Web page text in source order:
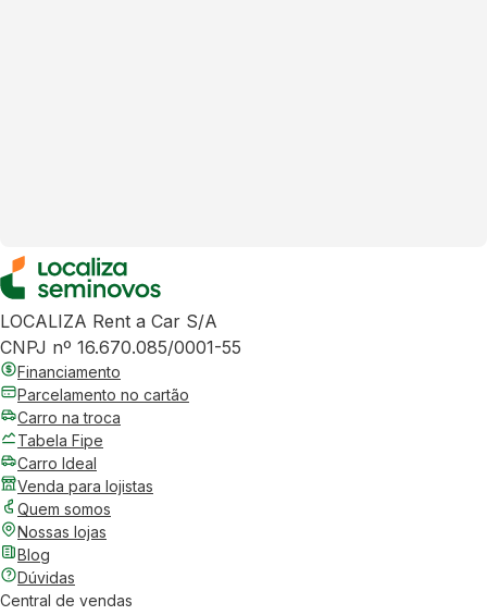
LOCALIZA Rent a Car S/A
CNPJ nº 16.670.085/0001-55
Financiamento
Parcelamento no cartão
Carro na troca
Tabela Fipe
Carro Ideal
Venda para lojistas
Quem somos
Nossas lojas
Blog
Dúvidas
Central de vendas